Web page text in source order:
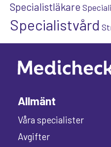
Specialistläkare
Specialistvård
Allmänt
Våra specialister
Avgifter